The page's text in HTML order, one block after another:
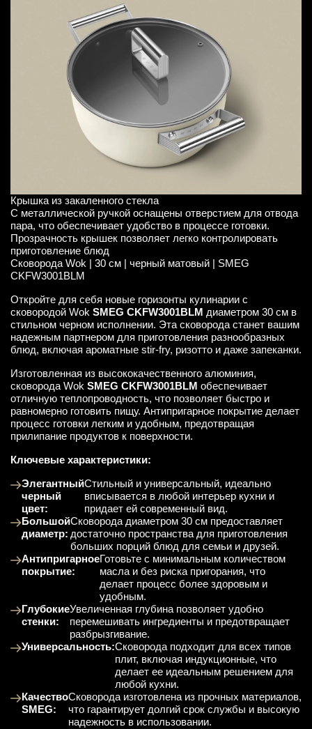
Крышка из закаленного стекла
С металлической ручкой оснащены отверстием для отвода
пара, что обеспечивает удобство в процессе готовки.
Прозрачность крышек позволяет легко контролировать
приготовление блюд
Сковорода Wok | 30 см | черный матовый | SMEG
CKFW3001BLM
Откройте для себя новые горизонты кулинарии с
сковородой Wok SMEG CKFW3001BLM диаметром 30 см в
стильном черном исполнении. Эта сковорода станет вашим
надежным партнером для приготовления разнообразных
блюд, включая ароматные stir-fry, ризотто и даже запеканки.
Изготовленная из высококачественного алюминия,
сковорода Wok SMEG CKFW3001BLM обеспечивает
отличную теплопроводность, что позволяет быстро и
равномерно готовить пищу. Антипригарное покрытие делает
процесс готовки легким и удобным, предотвращая
прилипание продуктов к поверхности.
Ключевые характеристики:
Элегантный
черный
цвет:
Стильный и универсальный, идеально
вписывается в любой интерьер кухни и
придает ей современный вид.
Большой
диаметр:
Сковорода диаметром 30 см предоставляет
достаточно пространства для приготовления
больших порций блюд для семьи и друзей.
Антипригарное
покрытие:
Готовьте с минимальным количеством
масла и без риска пригорания, что
делает процесс более здоровым и
удобным.
Глубокие
стенки:
Увеличенная глубина позволяет удобно
перемешивать ингредиенты и предотвращает
разбрызгивание.
Универсальность:Сковорода подходит для всех типов
плит, включая индукционные, что
делает ее идеальным решением для
любой кухни.
Качество
SMEG:
Сковорода изготовлена из прочных материалов,
что гарантирует долгий срок службы и высокую
надежность в использовании.